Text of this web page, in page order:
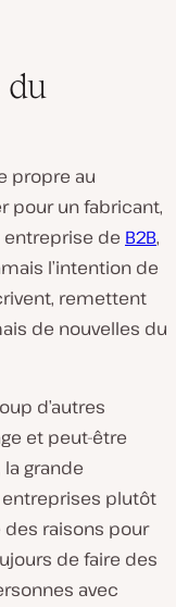
du
propre au
pour un fabricant,
entreprise de B2B,
l’intention de
remettent
de nouvelles du
d’autres
et peut-être
grande
entreprises plutôt
des raisons pour
de faire des
avec